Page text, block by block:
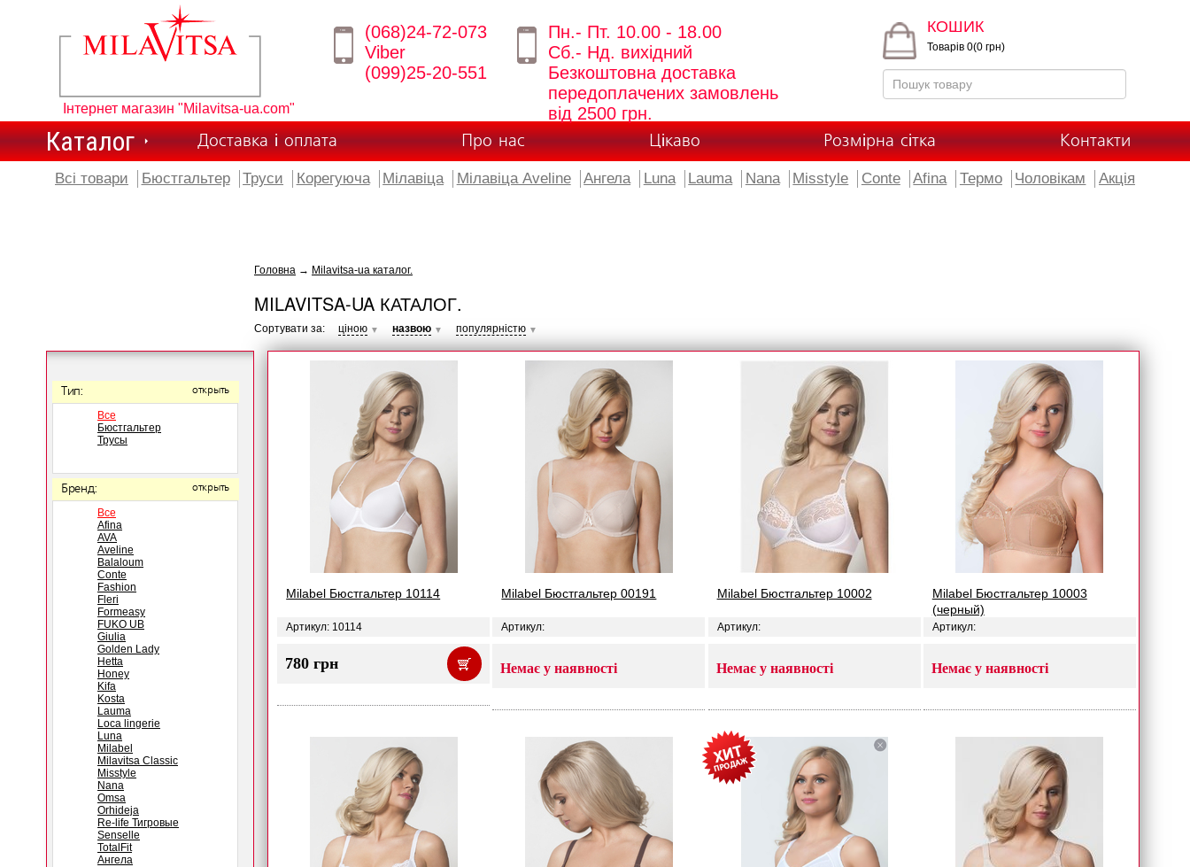
Інтернет магазин "Milavitsa-ua.com"
(068)24-72-073
Viber
(099)25-20-551
Пн.- Пт. 10.00 - 18.00
Сб.- Нд. вихідний
Безкоштовна доставка
передоплачених замовлень
від 2500 грн.
КОШИК
Товарів 0(0 грн)
Каталог Доставка і оплата Про нас Цікаво Розмірна сітка Контакти
Всі товари Бюстгальтер Труси Корегуюча Мілавіца Мілавіца Aveline Ангела Luna Lauma Nana Misstyle Conte Afina Термо Чоловікам Акція
Тип: открыть
Все
Бюстгальтер
Трусы
Бренд: открыть
Все
Afina
AVA
Aveline
Balaloum
Conte
Fashion
Fleri
Formeasy
FUKO UB
Giulia
Golden Lady
Hetta
Honey
Kifa
Kosta
Lauma
Loca lingerie
Luna
Milabel
Milavitsa Classic
Misstyle
Nana
Omsa
Orhideja
Re-life Тигровые
Senselle
TotalFit
Ангела
Головна → Milavitsa-ua каталог.
MILAVITSA-UA КАТАЛОГ.
Сортувати за: ціною ▼ назвою ▼ популярністю ▼
Milabel Бюстгальтер 10114
Артикул: 10114
780 грн
Milabel Бюстгальтер 00191
Артикул:
Немає у наявності
Milabel Бюстгальтер 10002
Артикул:
Немає у наявності
Milabel Бюстгальтер 10003
(черный)
Артикул:
Немає у наявності